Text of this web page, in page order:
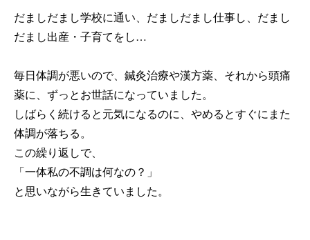
だましだまし学校に通い、だましだまし仕事し、だまし
だまし出産・子育てをし…
毎日体調が悪いので、鍼灸治療や漢方薬、それから頭痛
薬に、ずっとお世話になっていました。
しばらく続けると元気になるのに、やめるとすぐにまた
体調が落ちる。
この繰り返しで、
「一体私の不調は何なの？」
と思いながら生きていました。